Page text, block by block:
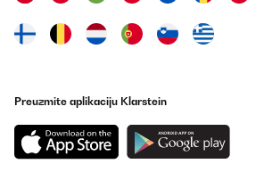
Easy to assemble, very sturdy, beautiful
Preuzmite aplikaciju Klarstein